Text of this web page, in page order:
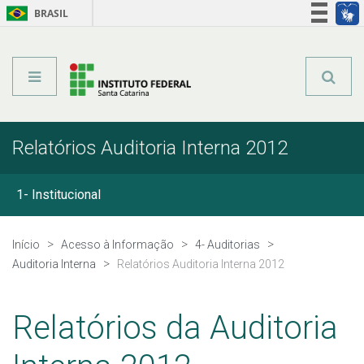
BRASIL
Relatórios Auditoria Interna 2012
1- Institucional
2- Ações e Programas
4- Auditorias
Início Acesso à Informação
4- Auditorias
Auditoria Interna
Relatórios Auditoria Interna 2012
Relatórios da Auditoria